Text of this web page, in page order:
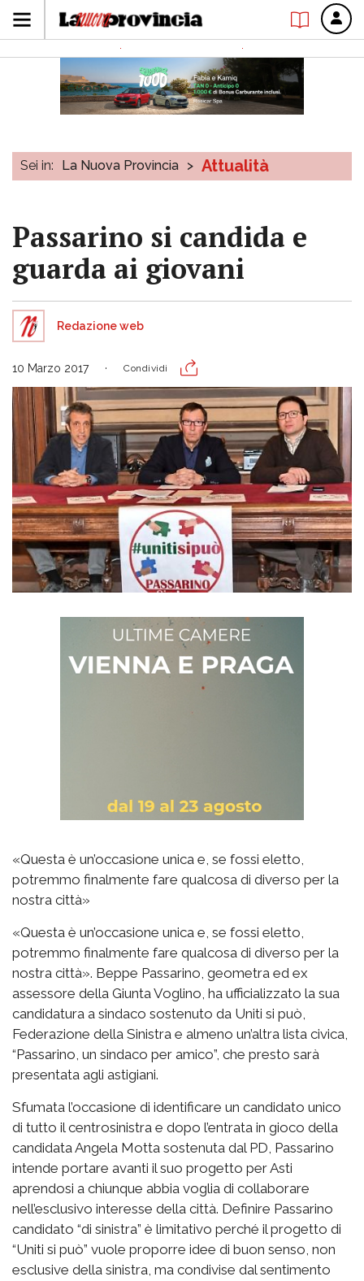
Sei in: La Nuova Provincia > Attualità
Passarino si candida e
guarda ai giovani
Redazione web
10 Marzo 2017 Condividi
«Questa è un’occasione unica e, se fossi eletto,
potremmo finalmente fare qualcosa di diverso per la
nostra città»
«Questa è un’occasione unica e, se fossi eletto,
potremmo finalmente fare qualcosa di diverso per la
nostra città». Beppe Passarino, geometra ed ex
assessore della Giunta Voglino, ha ufficializzato la sua
candidatura a sindaco sostenuto da Uniti si può,
Federazione della Sinistra e almeno un’altra lista civica,
“Passarino, un sindaco per amico”, che presto sarà
presentata agli astigiani.
Sfumata l’occasione di identificare un candidato unico
di tutto il centrosinistra e dopo l’entrata in gioco della
candidata Angela Motta sostenuta dal PD, Passarino
intende portare avanti il suo progetto per Asti
aprendosi a chiunque abbia voglia di collaborare
nell’esclusivo interesse della città. Definire Passarino
candidato “di sinistra” è limitativo perché il progetto di
“Uniti si può” vuole proporre idee di buon senso, non
esclusive della sinistra, ma condivise dal sentimento